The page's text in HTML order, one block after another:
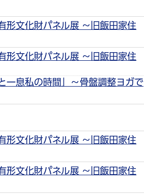
文化財パネル展 ～旧飯田家住
文化財パネル展 ～旧飯田家住
一息私の時間」～骨盤調整ヨガで
文化財パネル展 ～旧飯田家住
文化財パネル展 ～旧飯田家住